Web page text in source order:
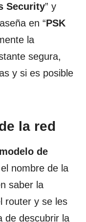
Security” y
en “PSK
la
segura,
y si es posible
la red
de
nombre de la
saber la
router y se les
de descubrir la